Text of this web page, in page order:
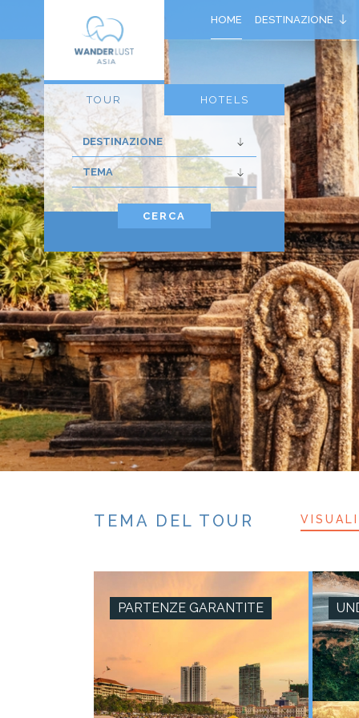
HOME DESTINAZIONE
TOUR HOTELS
CERCA
TEMA DEL TOUR
PARTENZE GARANTITE